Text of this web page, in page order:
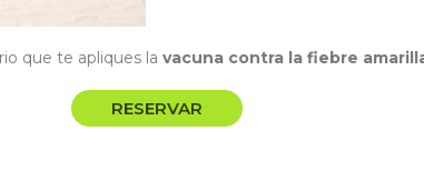
que te apliques la vacuna contra la fiebre
RESERVAR